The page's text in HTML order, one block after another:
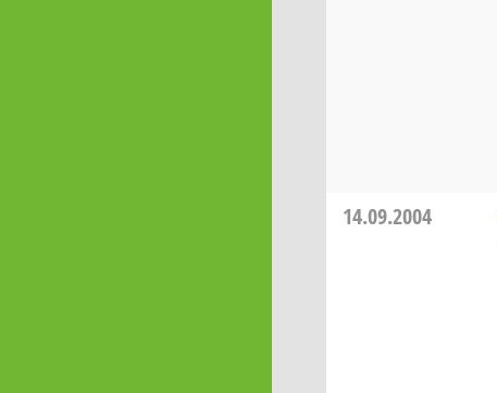
14.09.2004